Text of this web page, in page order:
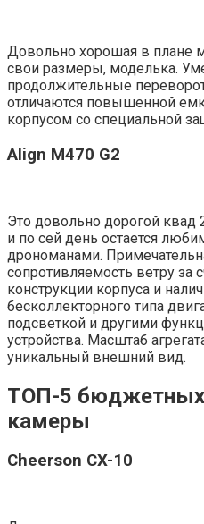
Довольно хорошая в плане
свои размеры, моделька.
продолжительные
отличаются повышенной
корпусом со специальной
Align M470 G2
Это довольно дорогой квад
и по сей день остается
дрономанами.
сопротивляемость ветру за
конструкции корпуса и
бесколлекторного типа
подсветкой и другими
устройства. Масштаб
уникальный внешний вид.
ТОП-5 бюджетных
камеры
Cheerson CX-10